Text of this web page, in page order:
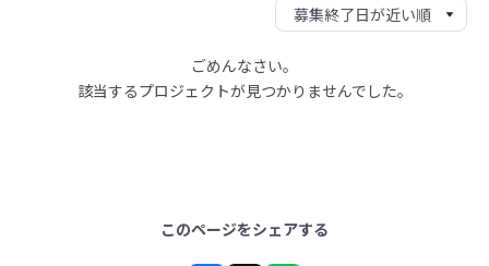
ごめんなさい。
該当するプロジェクトが見つかりませんでした。
このページをシェアする